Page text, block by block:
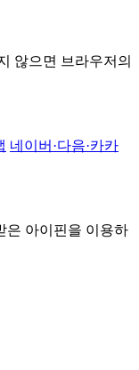
않으면 브라우저의
네이버·다음·카카
은 아이핀을 이용하